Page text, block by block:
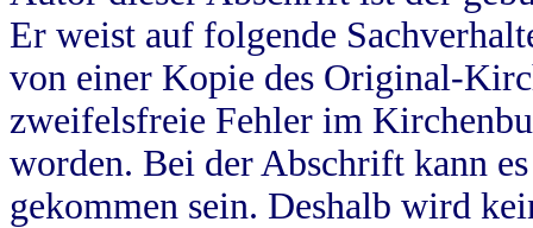
Er weist auf folgende
von einer Kopie des Original-
zweifelsfreie Fehler im
worden. Bei der Abschrift kann
gekommen sein. Deshalb wird